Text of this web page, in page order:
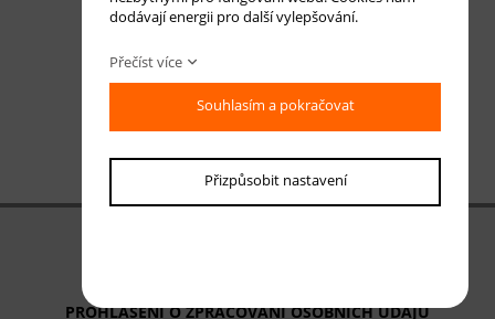
PROHLÁŠENÍ O ZPRACOVÁNÍ OSOBNÍCH ÚDAJŮ
dodávají energii pro další vylepšování.
Přečíst více
Souhlasím a pokračovat
Přizpůsobit nastavení